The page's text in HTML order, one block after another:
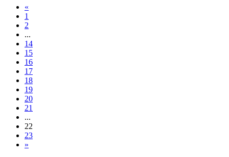
«
1
2
...
14
15
16
17
18
19
20
21
...
22
23
»